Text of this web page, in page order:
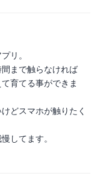
リ。
まで触らなければ
育てる事ができま
どスマホが触りたく
してます。